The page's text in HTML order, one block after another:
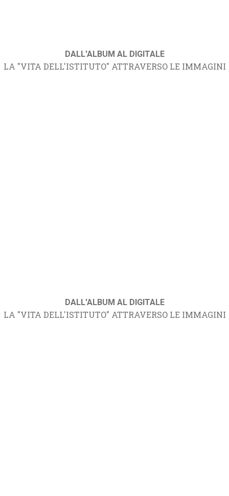
DALL'ALBUM AL DIGITALE
LA "VITA DELL'ISTITUTO" ATTRAVERSO LE IMMAGINI
DALL'ALBUM AL DIGITALE
LA "VITA DELL'ISTITUTO" ATTRAVERSO LE IMMAGINI